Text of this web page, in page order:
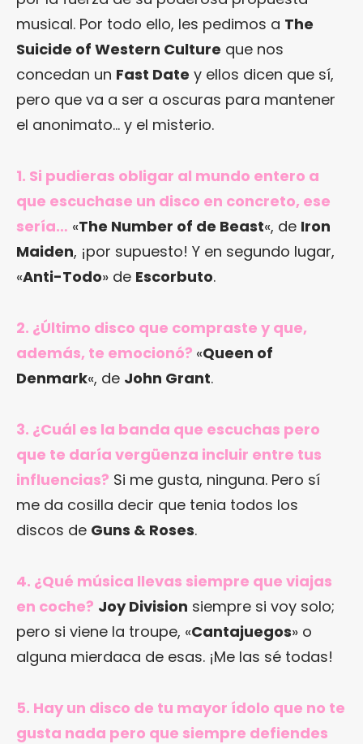
musical. Por todo ello, les pedimos a The
Suicide of Western Culture que nos
concedan un Fast Date y ellos dicen que sí,
pero que va a ser a oscuras para mantener
el anonimato… y el misterio.
1. Si pudieras obligar al mundo entero a
que escuchase un disco en concreto, ese
sería… «The Number of de Beast«, de Iron
Maiden, ¡por supuesto! Y en segundo lugar,
«Anti-Todo» de Escorbuto.
2. ¿Último disco que compraste y que,
además, te emocionó? «Queen of
Denmark«, de John Grant.
3. ¿Cuál es la banda que escuchas pero
que te daría vergüenza incluir entre tus
influencias? Si me gusta, ninguna. Pero sí
me da cosilla decir que tenia todos los
discos de Guns & Roses.
4. ¿Qué música llevas siempre que viajas
en coche? Joy Division siempre si voy solo;
pero si viene la troupe, «Cantajuegos» o
alguna mierdaca de esas. ¡Me las sé todas!
5. Hay un disco de tu mayor ídolo que no te
gusta nada pero que siempre defiendes